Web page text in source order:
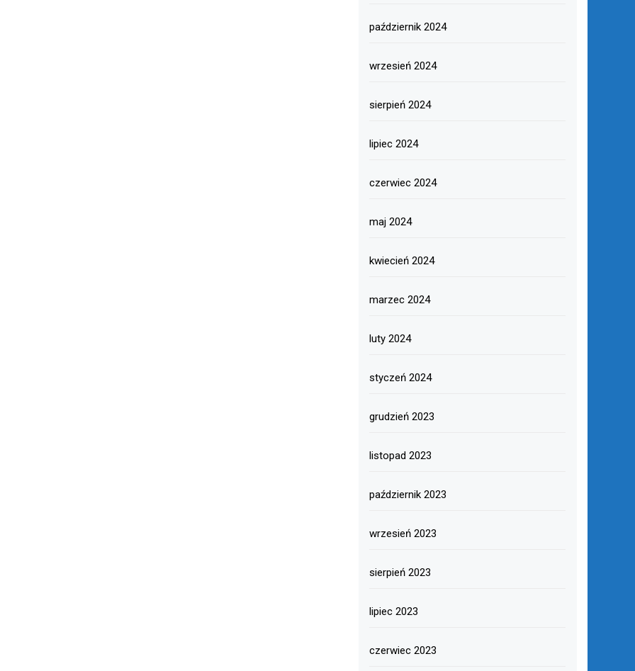
październik 2024
wrzesień 2024
sierpień 2024
lipiec 2024
czerwiec 2024
maj 2024
kwiecień 2024
marzec 2024
luty 2024
styczeń 2024
grudzień 2023
listopad 2023
październik 2023
wrzesień 2023
sierpień 2023
lipiec 2023
czerwiec 2023